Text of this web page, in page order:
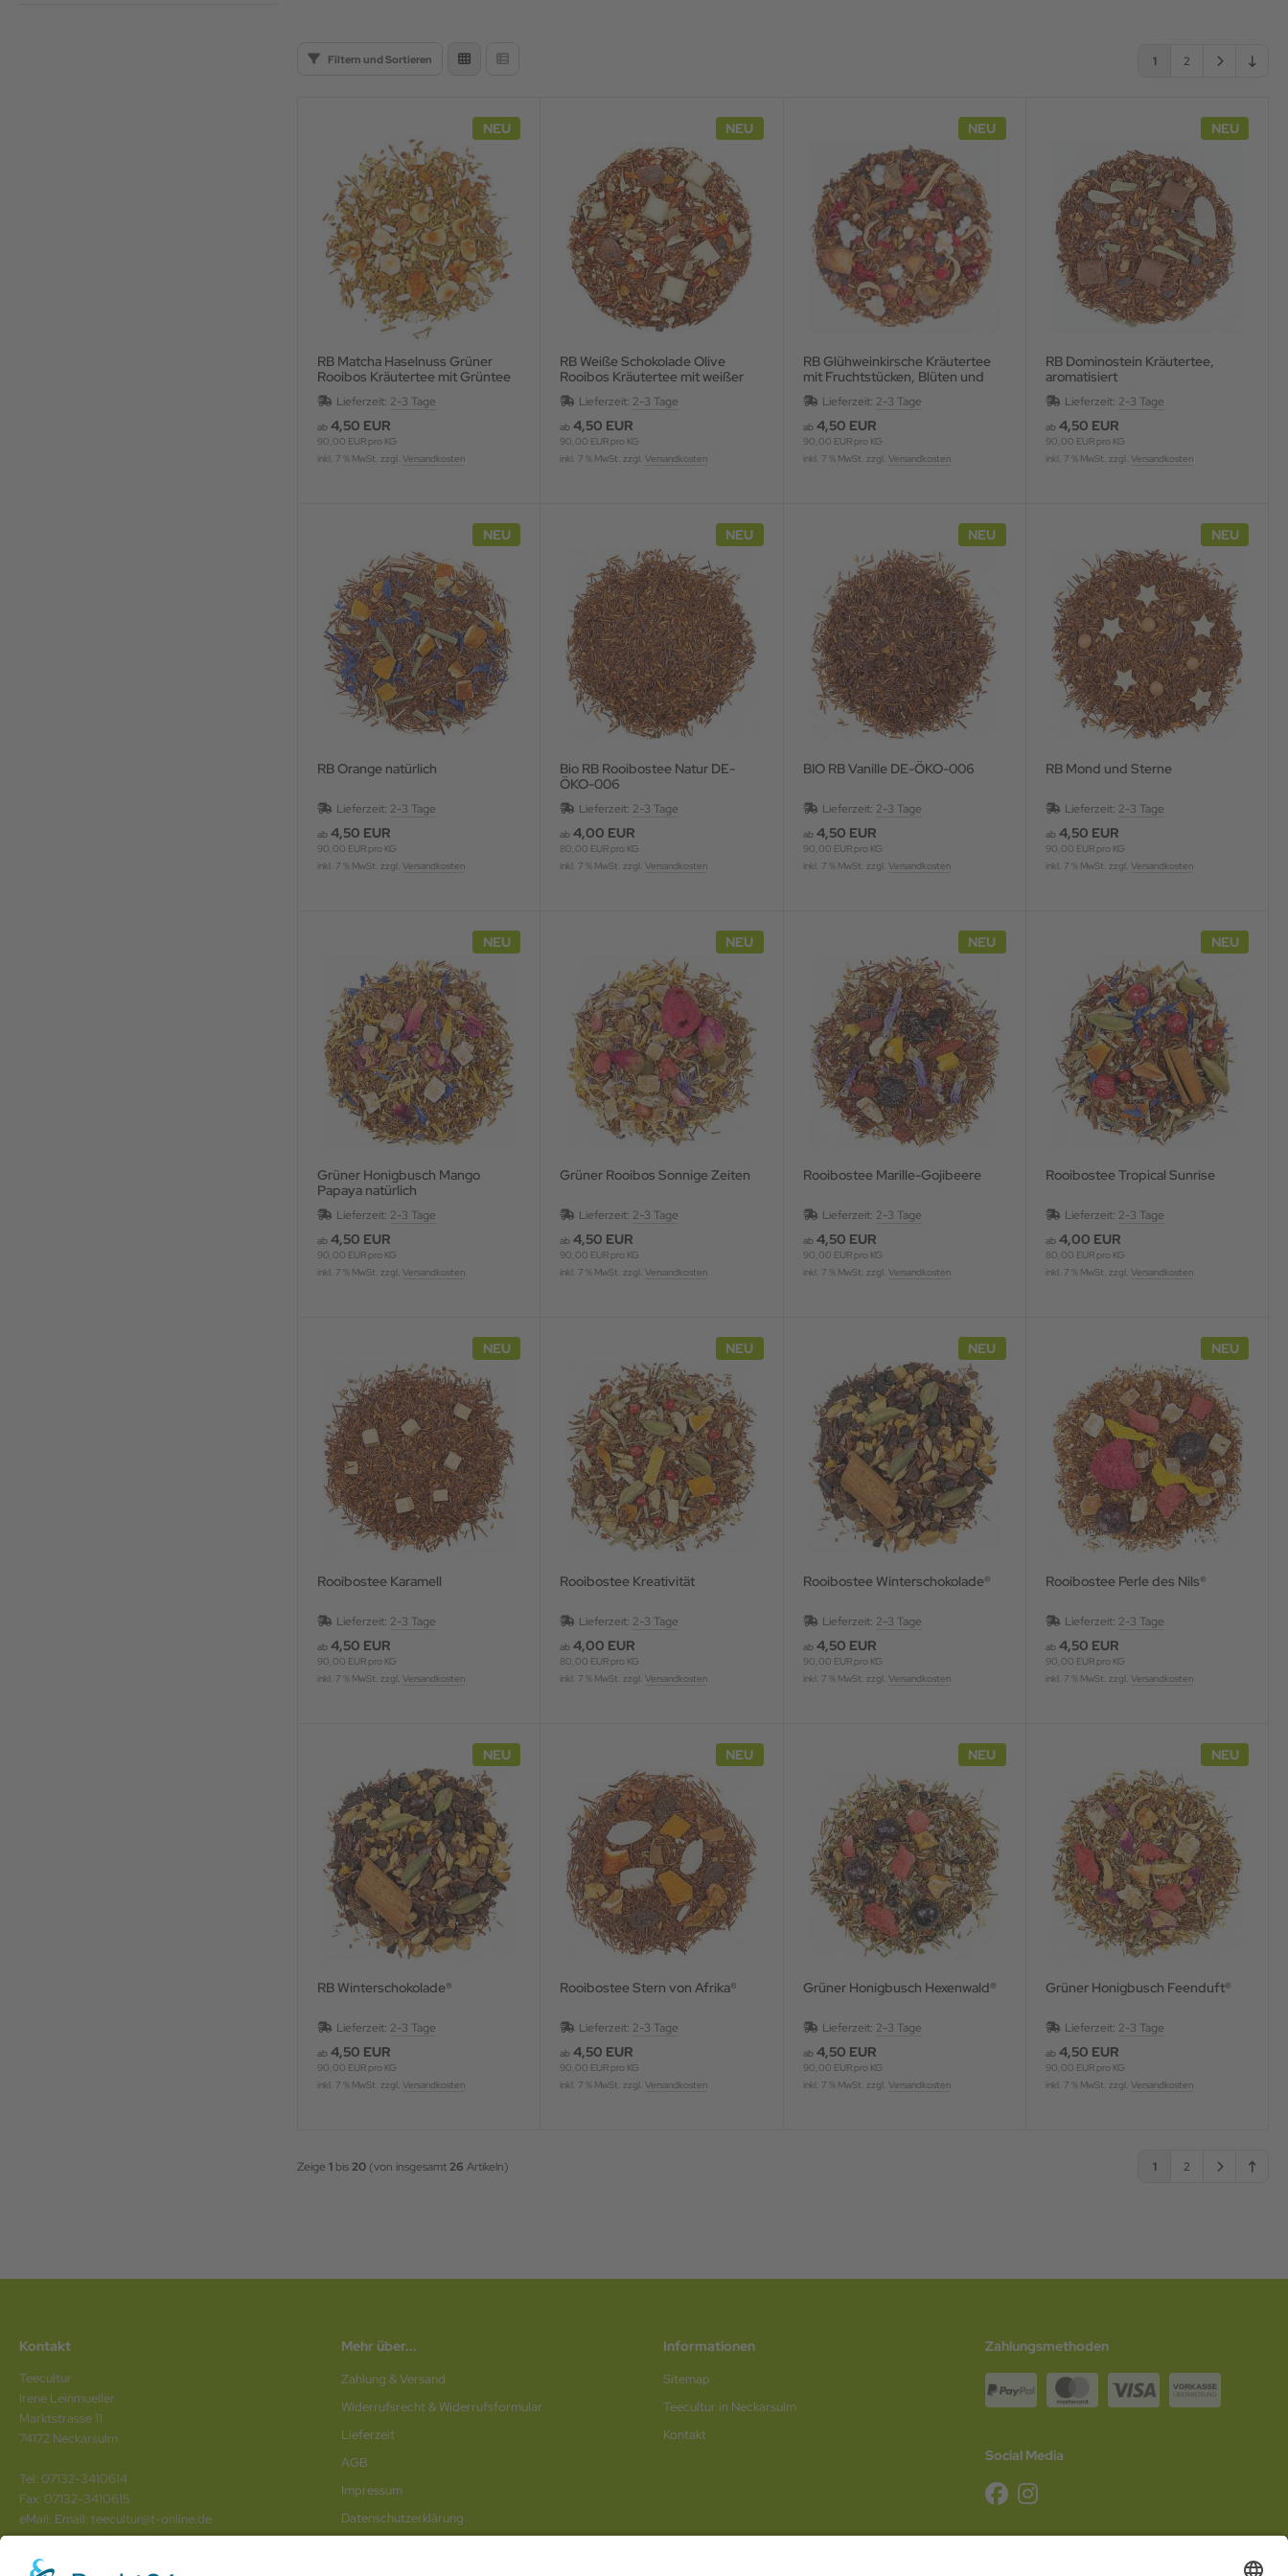
Filtern und Sortieren 1 2
NEU
RB Matcha Haselnuss Grüner
Rooibos Kräutertee mit Grüntee
und Fruchtstücken, aromatisiert
Lieferzeit: 2-3 Tage
ab 4,50 EUR
90,00 EUR pro KG
inkl. 7 % MwSt. zzgl. Versandkosten
NEU
RB Weiße Schokolade Olive
Rooibos Kräutertee mit weißer
Schokolade und Blüten,
aromatisiert
Lieferzeit: 2-3 Tage
ab 4,50 EUR
90,00 EUR pro KG
inkl. 7 % MwSt. zzgl.Versandkosten
NEU
RB Glühweinkirsche Kräutertee
mit Fruchtstücken, Blüten und
Gewürzen, aromatisiert
Lieferzeit: 2-3 Tage
ab 4,50 EUR
90,00 EUR pro KG
inkl. 7 % MwSt. zzgl. Versandkosten
NEU
RB Dominostein Kräutertee,
aromatisiert
Lieferzeit: 2-3 Tage
ab 4,50 EUR
90,00 EUR pro KG
inkl. 7 % MwSt. zzgl. Versandkosten
NEU
RB Orange natürlich
Lieferzeit: 2-3 Tage
ab 4,50 EUR
90,00 EUR pro KG
inkl. 7 % MwSt. zzgl. Versandkosten
NEU
Bio RB Rooibostee Natur DE-
ÖKO-006
Lieferzeit: 2-3 Tage
ab 4,00 EUR
80,00 EUR pro KG
inkl. 7 % MwSt. zzgl.Versandkosten
NEU
BIO RB Vanille DE-ÖKO-006
Lieferzeit: 2-3 Tage
ab 4,50 EUR
90,00 EUR pro KG
inkl. 7 % MwSt. zzgl. Versandkosten
NEU
RB Mond und Sterne
Lieferzeit: 2-3 Tage
ab 4,50 EUR
90,00 EUR pro KG
inkl. 7 % MwSt. zzgl. Versandkosten
NEU
Grüner Honigbusch Mango
Papaya natürlich
Lieferzeit: 2-3 Tage
ab 4,50 EUR
90,00 EUR pro KG
inkl. 7 % MwSt. zzgl. Versandkosten
NEU
Grüner Rooibos Sonnige Zeiten
Lieferzeit: 2-3 Tage
ab 4,50 EUR
90,00 EUR pro KG
inkl. 7 % MwSt. zzgl.Versandkosten
NEU
Rooibostee Marille-Gojibeere
Lieferzeit: 2-3 Tage
ab 4,50 EUR
90,00 EUR pro KG
inkl. 7 % MwSt. zzgl. Versandkosten
NEU
Rooibostee Tropical Sunrise
Lieferzeit: 2-3 Tage
ab 4,00 EUR
80,00 EUR pro KG
inkl. 7 % MwSt. zzgl. Versandkosten
NEU
Rooibostee Karamell
Lieferzeit: 2-3 Tage
ab 4,50 EUR
90,00 EUR pro KG
inkl. 7 % MwSt. zzgl. Versandkosten
NEU
Rooibostee Kreativität
Lieferzeit: 2-3 Tage
ab 4,00 EUR
80,00 EUR pro KG
inkl. 7 % MwSt. zzgl.Versandkosten
NEU
Rooibostee Winterschokolade®
Lieferzeit: 2-3 Tage
ab 4,50 EUR
90,00 EUR pro KG
inkl. 7 % MwSt. zzgl. Versandkosten
NEU
Rooibostee Perle des Nils®
Lieferzeit: 2-3 Tage
ab 4,50 EUR
90,00 EUR pro KG
inkl. 7 % MwSt. zzgl. Versandkosten
NEU
RB Winterschokolade®
Lieferzeit: 2-3 Tage
ab 4,50 EUR
90,00 EUR pro KG
inkl. 7 % MwSt. zzgl. Versandkosten
NEU
Rooibostee Stern von Afrika®
Lieferzeit: 2-3 Tage
ab 4,50 EUR
90,00 EUR pro KG
inkl. 7 % MwSt. zzgl.Versandkosten
NEU
Grüner Honigbusch Hexenwald®
Lieferzeit: 2-3 Tage
ab 4,50 EUR
90,00 EUR pro KG
inkl. 7 % MwSt. zzgl. Versandkosten
NEU
Grüner Honigbusch Feenduft®
Lieferzeit: 2-3 Tage
ab 4,50 EUR
90,00 EUR pro KG
inkl. 7 % MwSt. zzgl. Versandkosten
Zeige 1 bis20 (von insgesamt26 Artikeln) 1 2
Kontakt
Teecultur
Irene Leinmueller
Marktstrasse 11
74172 Neckarsulm
Tel: 07132-3410614
Fax: 07132-3410615
eMail: Email: teecultur@t-online.de
Mehr über...
Zahlung & Versand
Widerrufsrecht & Widerrufsformular
Lieferzeit
AGB
Impressum
Datenschutz­erklärung
Informationen
Sitemap
Teecultur in Neckarsulm
Kontakt
Zahlungsmethoden
Social Media